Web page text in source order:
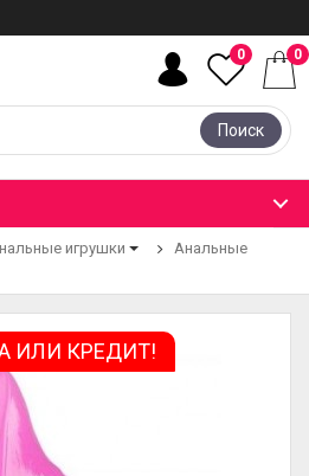
Поиск
0 0
игрушки
Анальные
ИЛИ КРЕДИТ!